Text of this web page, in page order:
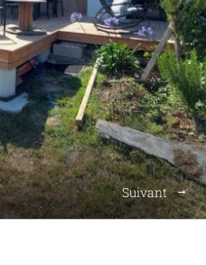
Suivant